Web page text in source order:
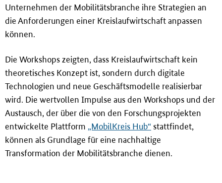
Unternehmen der Mobilitätsbranche ihre Strategien an
die Anforderungen einer Kreislaufwirtschaft anpassen
können.
Die Workshops zeigten, dass Kreislaufwirtschaft kein
theoretisches Konzept ist, sondern durch digitale
Technologien und neue Geschäftsmodelle realisierbar
wird. Die wertvollen Impulse aus den Workshops und der
Austausch, der über die von den Forschungsprojekten
entwickelte Plattform „MobilKreis Hub“ stattfindet,
können als Grundlage für eine nachhaltige
Transformation der Mobilitätsbranche dienen.